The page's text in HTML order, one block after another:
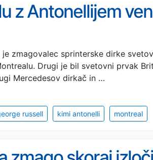
z Antonellijem
zmagovalec sprinterske dirke
Drugi je bil svetovni prvak
Mercedesov dirkač in …
russell kimi antonelli montreal